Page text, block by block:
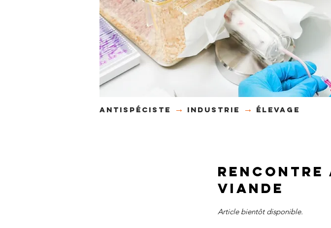
antispéciste → industrie → élevage
rencontre
viande
Article bientôt disponible.